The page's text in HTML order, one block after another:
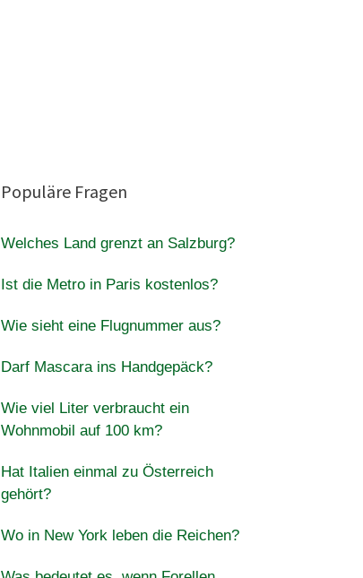
Populäre Fragen
Welches Land grenzt an Salzburg?
Ist die Metro in Paris kostenlos?
Wie sieht eine Flugnummer aus?
Darf Mascara ins Handgepäck?
Wie viel Liter verbraucht ein
Wohnmobil auf 100 km?
Hat Italien einmal zu Österreich
gehört?
Wo in New York leben die Reichen?